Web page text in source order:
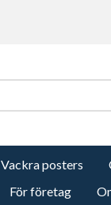
Vackra posters
För företag